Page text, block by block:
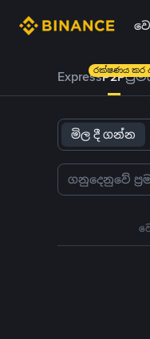
ExpressP2P
රක්ෂණය කර
මිල දී ගන්න